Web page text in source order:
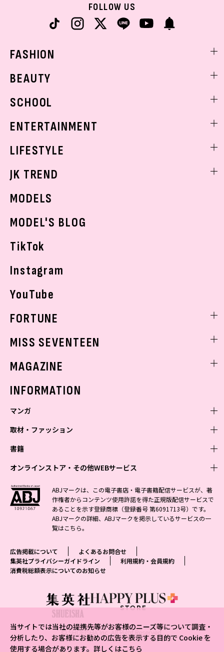
当サイトでは当社の提携先等がお客様のニーズ等について調査・
分析したり、お客様にお勧めの広告を表示する目的で Cookie を
使用する場合があります。詳しくはこちら
FOLLOW US
FASHION
着回し
BEAUTY
ベストコスメ
ボディケア
SCHOOL
学校ヘアメイク
ENTERTAINMENT
K-POP
LIFESTYLE
モデルの購入品
JK TREND
MODELS
MODEL'S BLOG
TikTok
Instagram
YouTube
FORTUNE
MISS SEVENTEEN
MAGAZINE
INFORMATION
マンガ
少年マンガ
Vジャンプ
最強ジャンプ
少年ジャンプ+
ジャンプTOON
ジャンプルーキー！
S-MANGA
集英社コミック文庫
青年マンガ
ZEBRACK
S-MANGA
集英社ジャンプリミックス
週刊ヤングジャンプ
ヤングジャンプ定期購読デジタル
となりのヤングジャンプ
グランドジャンプ
ウルトラジャンプ
少女マンガ
ZEBRACK
S-MANGA
集英社コミック文庫
マーガレット
別冊マーガレット
リマコミ
マンガMeets
女性マンガ
ジャンプTOON
集英社コミック文庫
マンガMee公式サイト
リマコミ
Cookie
office YOU
取材・ファッション
ファッション・美容
BAILA
MAQUIA
eclat
T JAPAN
MEN'S NON-NO
集英社オンライン
芸能・情報・スポーツ
週プレNEWS
週プレ グラジャパ!
書籍
文芸・文庫・総合
小説すばる
集英社 文芸ステーション
web 集英社文庫
アジア人物史
学芸・ノンフィクション・新書
1日5分で、明日は変わる よみタイ yomitai
集英社学芸部 - 学芸・ノンフィクション
集英社ビジネス書
集英社新書プラス - 知の水先案内人
kotoba
情報・知識＆オピニオン imidas
ライトノベル・ノベライズ
集英社オレンジ文庫
JUMP j-BOOKS
ダッシュエックス文庫公式サイト
集英社Webマガジン コバルト
集英社の児童図書 S-KIDS.LAND
オンラインストア・その他WEBサービス
オンラインストア
OTO
SHUEISHA MANGA-ART HERITAGE
ジャンプキャラクターズストア
HAPPY PLUS STORE
SHUEISHA VOX
LEEマルシェ
eclat premium
mirabella homme
その他WEBサービス
集英社アドナビ
集英社エディターズ・ラボ
ABJマークは、この電子書店・電子書籍配信サービスが、著
作権者からコンテンツ使用許諾を得た正規版配信サービスで
あることを示す登録商標（登録番号 第6091713号）です。
ABJマークの詳細、ABJマークを掲示しているサービスの一
覧はこちら。
広告掲載について
よくあるお問合せ
集英社プライバシーガイドライン
利用規約・会員規約
消費税総額表示についてのお知らせ
© SHUEISHA Inc. All Right Reserved.